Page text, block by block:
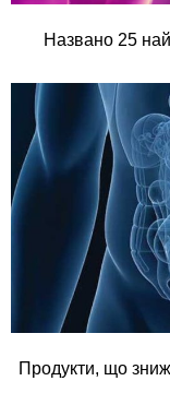
Названо 25
Продукти, що